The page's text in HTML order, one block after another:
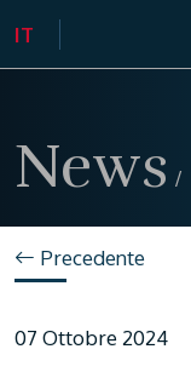
News /
Precedente
07 Ottobre 2024